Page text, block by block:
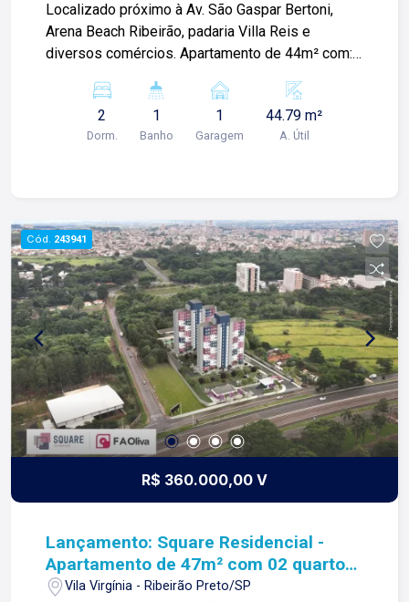
Localizado próximo à Av. São Gaspar Bertoni,
Arena Beach Ribeirão, padaria Villa Reis e
diversos comércios. Apartamento de 44m² com:
Cozinha; -Área de serviços; -01 vaga de garagem;
Para mais informações e agendar visita, entre em
contato. Lago é RELACIONAMENTO! Desde 1987
com nossos proprietários e clientes. Somos uma
imobiliária que equilibra a tradicionalidade com o
arrojo e a força comercial da atualidade. A Lago é
sua principal imobiliária em Ribeirão Preto!
2
Dorm.
1
Banho
1
Garagem
44.79 m²
A. Útil
Cód. 243941
R$ 360.000,00 V
Lançamento: Square Residencial -
Apartamento de 47m² com 02 quartos
à venda - Vila Virgínia
Vila Virgínia - Ribeirão Preto/SP